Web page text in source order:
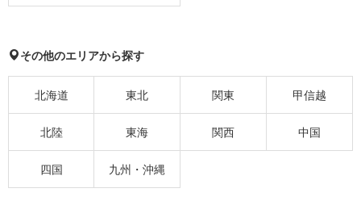
その他のエリアから探す
北海道 東北 関東 甲信越
北陸 東海 関西 中国
四国 九州・沖縄